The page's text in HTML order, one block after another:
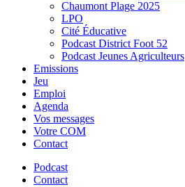
Chaumont Plage 2025
LPO
Cité Éducative
Podcast District Foot 52
Podcast Jeunes Agriculteurs
Emissions
Jeu
Emploi
Agenda
Vos messages
Votre COM
Contact
Podcast
Contact